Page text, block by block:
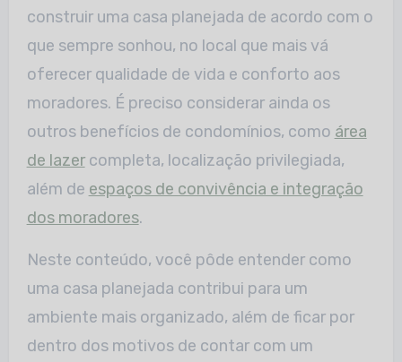
construir uma casa planejada de acordo com o
que sempre sonhou, no local que mais vá
oferecer qualidade de vida e conforto aos
moradores. É preciso considerar ainda os
outros benefícios de condomínios, como área
de lazercompleta, localização privilegiada,
além de espaços de convivência e integração
dos moradores.
Neste conteúdo, você pôde entender como
uma casa planejada contribui para um
ambiente mais organizado, além de ficar por
dentro dos motivos de contar com um